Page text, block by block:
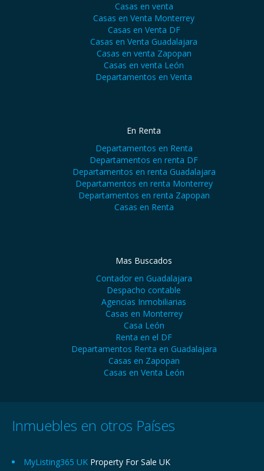
Casas en venta
Casas en Venta Monterrey
Casas en Venta DF
Casas en Venta Guadalajara
Casas en venta Zapopan
Casas en venta León
Departamentos en Venta
En Renta
Departamentos en Renta
Departamentos en renta DF
Departamentos en renta Guadalajara
Departamentos en renta Monterrey
Departamentos en renta Zapopan
Casas en Renta
Mas Buscados
Contador en Guadalajara
Despacho contable
Agencias Inmobiliarias
Casas en Monterrey
Casa León
Renta en el DF
Departamentos Renta en Guadalajara
Casas en Zapopan
Casas en Venta León
Inmuebles en otros Países
MyListing365 UK Property For Sale UK